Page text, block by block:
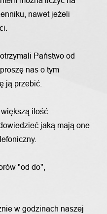
nawet jeżeli
Państwo od
nas o tym
ją przebić.
ilość
jaką mają one
"od do",
w godzinach naszej